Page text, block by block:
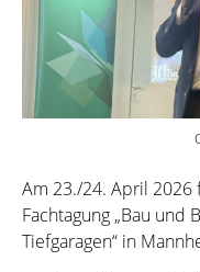
Am 23./24. April 2026
Fachtagung „Bau und
Tiefgaragen“ in